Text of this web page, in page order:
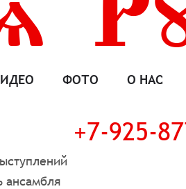
ФОТО О НАС
+7-925-
ансамбля